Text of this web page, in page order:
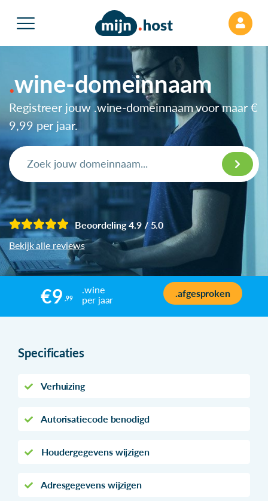
wine-domeinnaam
Registreer jouw .wine-domeinnaam voor maar €
9,99 per jaar.
Beoordeling 4.9 / 5.0
Bekijk alle reviews
€9 ,99
.wine
per jaar
.afgesproken
Specificaties
Verhuizing
Autorisatiecode benodigd
Houdergegevens wijzigen
Adresgegevens wijzigen